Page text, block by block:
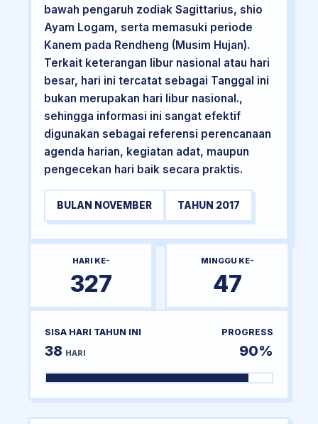
bawah pengaruh zodiak Sagittarius, shio
Ayam Logam, serta memasuki periode
Kanem pada Rendheng (Musim Hujan).
Terkait keterangan libur nasional atau hari
besar, hari ini tercatat sebagai Tanggal ini
bukan merupakan hari libur nasional.,
sehingga informasi ini sangat efektif
digunakan sebagai referensi perencanaan
agenda harian, kegiatan adat, maupun
pengecekan hari baik secara praktis.
BULAN NOVEMBER TAHUN 2017
HARI KE-
327
MINGGU KE-
47
SISA HARI TAHUN INI
38 HARI
PROGRESS
90%